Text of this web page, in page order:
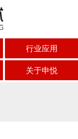
行业应用
关于申悦